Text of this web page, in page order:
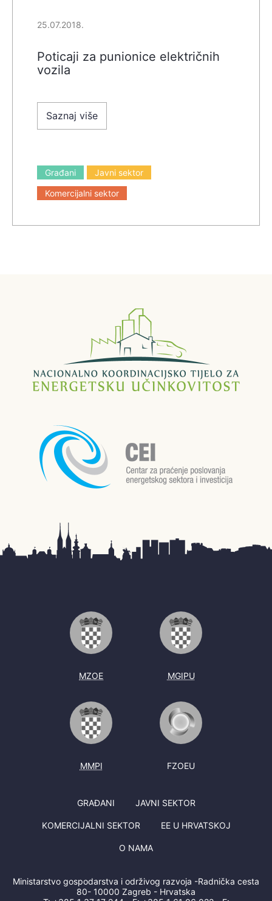
25.07.2018.
Poticaji za punionice električnih
vozila
Saznaj više
Građani
Javni sektor
Komercijalni sektor
MZOE MGIPU
MMPI FZOEU
GRAĐANI JAVNI SEKTOR
KOMERCIJALNI SEKTOR EE U HRVATSKOJ
O NAMA
Ministarstvo gospodarstva i održivog razvoja -Radnička cesta
80- 10000 Zagreb - Hrvatska